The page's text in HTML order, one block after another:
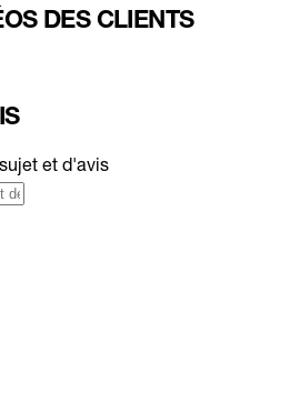
DES CLIENTS
et d'avis